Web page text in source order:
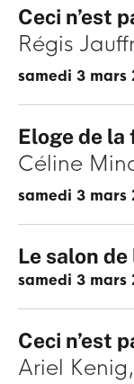
Ceci n’est
Régis
samedi 3 mars
Eloge de
Céline
samedi 3 mars
Le salon
samedi 3 mars
Ceci n’est
Ariel Kenig